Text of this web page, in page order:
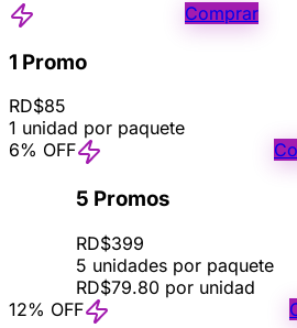
1 Promo
RD$85
1 unidad por paquete
Comprar
6% OFF
5 Promos
RD$399
5 unidades por paquete
RD$79.80 por unidad
12% OFF